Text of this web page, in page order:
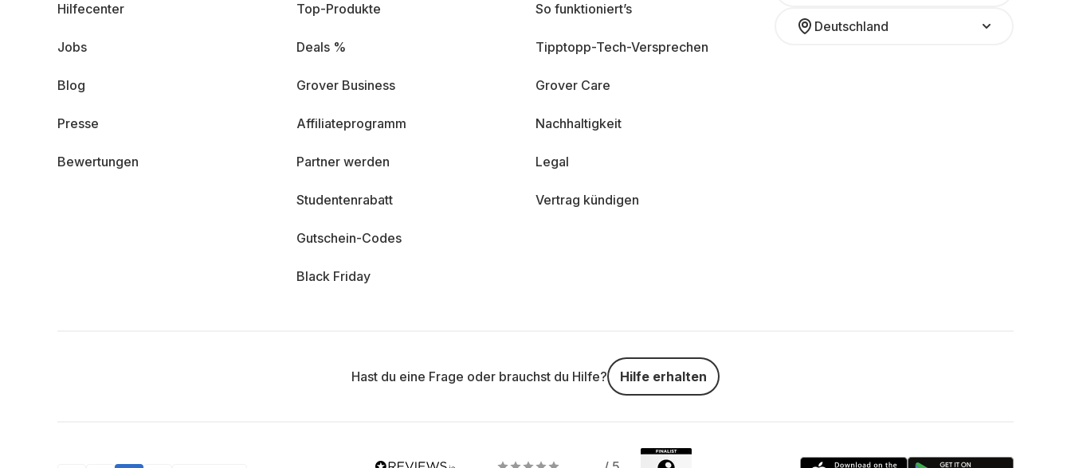
Deutschland
Hilfecenter
Jobs
Blog
Presse
Bewertungen
Top-Produkte
Deals %
Grover Business
Affiliateprogramm
Partner werden
Studentenrabatt
Gutschein-Codes
Black Friday
So funktioniert’s
Tipptopp-Tech-Versprechen
Grover Care
Nachhaltigkeit
Legal
Vertrag kündigen
Hast du eine Frage oder brauchst du Hilfe? Hilfe erhalten